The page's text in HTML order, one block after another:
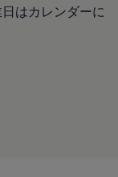
はカレンダーに